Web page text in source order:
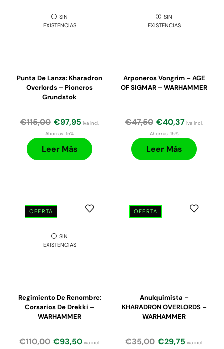
SIN
EXISTENCIAS
Punta De Lanza: Kharadron
Overlords – Pioneros
Grundstok
€115,00 €97,95 iva incl.
Ahorras:15%
Leer Más
SIN
EXISTENCIAS
Arponeros Vongrim – AGE
OF SIGMAR – WARHAMMER
€47,50 €40,37 iva incl.
Ahorras:15%
Leer Más
OFERTA
SIN
EXISTENCIAS
Regimiento De Renombre:
Corsarios De Drekki –
WARHAMMER
€110,00 €93,50 iva incl.
OFERTA
Anulquimista –
KHARADRON OVERLORDS –
WARHAMMER
€35,00 €29,75 iva incl.